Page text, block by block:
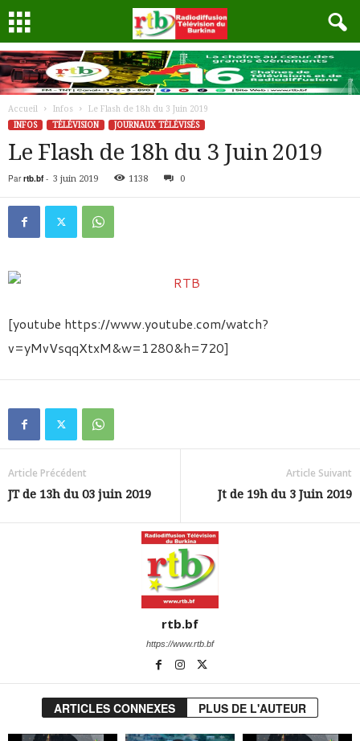
Accueil Infos
Le Flash de 18h du 3 Juin 2019
INFOS
TÉLÉVISION JOURNAUX TÉLÉVISÉS
Le Flash de 18h du 3 Juin 2019
Par rtb.bf- 3 juin 2019 1138 0
[youtube https://www.youtube.com/watch?
v=yMvVsqqXtxM&w=1280&h=720]
Article Précédent
JT de 13h du 03 juin 2019
Article Suivant
Jt de 19h du 3 Juin 2019
rtb.bf
https://www.rtb.bf
ARTICLES CONNEXES PLUS DE L'AUTEUR